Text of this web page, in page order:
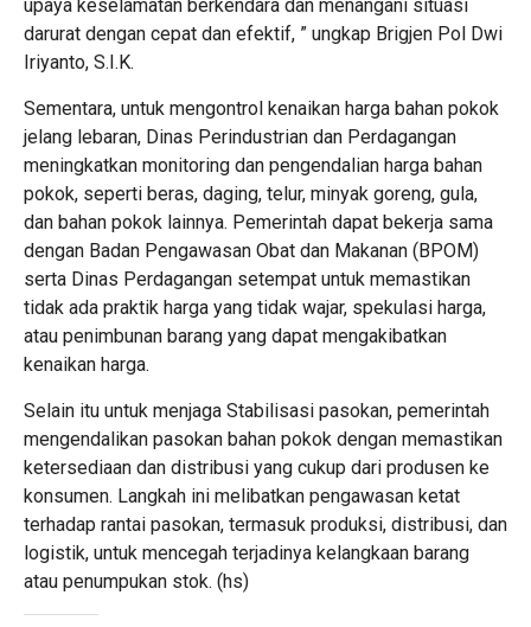
upaya keselamatan berkendara dan menangani situasi
darurat dengan cepat dan efektif, ” ungkap Brigjen Pol Dwi
Iriyanto, S.I.K.
Sementara, untuk mengontrol kenaikan harga bahan pokok
jelang lebaran, Dinas Perindustrian dan Perdagangan
meningkatkan monitoring dan pengendalian harga bahan
pokok, seperti beras, daging, telur, minyak goreng, gula,
dan bahan pokok lainnya. Pemerintah dapat bekerja sama
dengan Badan Pengawasan Obat dan Makanan (BPOM)
serta Dinas Perdagangan setempat untuk memastikan
tidak ada praktik harga yang tidak wajar, spekulasi harga,
atau penimbunan barang yang dapat mengakibatkan
kenaikan harga.
Selain itu untuk menjaga Stabilisasi pasokan, pemerintah
mengendalikan pasokan bahan pokok dengan memastikan
ketersediaan dan distribusi yang cukup dari produsen ke
konsumen. Langkah ini melibatkan pengawasan ketat
terhadap rantai pasokan, termasuk produksi, distribusi, dan
logistik, untuk mencegah terjadinya kelangkaan barang
atau penumpukan stok. (hs)